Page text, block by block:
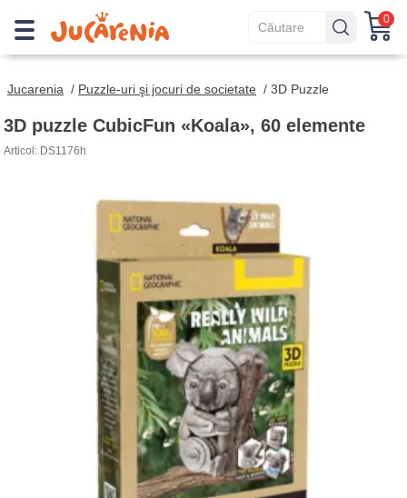
0
Jucarenia / Puzzle-uri şi jocuri de societate / 3D Puzzle
3D puzzle CubicFun «Koala», 60 elemente
Articol: DS1176h